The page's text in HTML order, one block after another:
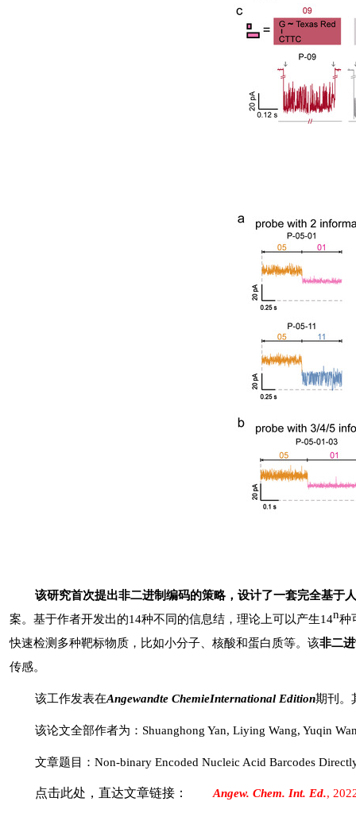
该研究首次提出非二进制编码的策略，设计了一套完全基于
案。基于作者开发出的14种不同的信息结，理论上可以产生14n种
快速检测多种靶标物质，比如小分子、核酸和蛋白质等。该非二
传感。
该工作发表在Angewandte ChemieInternational Edition期刊。
该论文全部作者为： Shuanghong Yan, Liying Wang, Yuqin
文章题目：Non-binary Encoded Nucleic Acid Barcodes
点击此处，直达文章链接： Angew. Chem. Int. Ed.,